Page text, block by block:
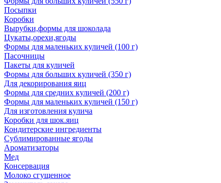
Посыпки
Коробки
Вырубки,формы для шоколада
Цукаты,орехи,ягоды
Формы для маленьких куличей (100 г)
Пасочницы
Пакеты для куличей
Формы для больших куличей (350 г)
Для декорирования яиц
Формы для средних куличей (200 г)
Формы для маленьких куличей (150 г)
Для изготовления кулича
Коробки для шок.яиц
Кондитерские ингредиенты
Сублимированные ягоды
Ароматизаторы
Мед
Консервация
Молоко сгущенное